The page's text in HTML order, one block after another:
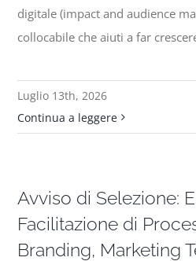
Chi siamo
digitale (impact and audience
collocabile che aiuti a far
Luglio 13th, 2026
Continua a leggere
Avviso di Selezione:
Facilitazione di
Branding, Marketing